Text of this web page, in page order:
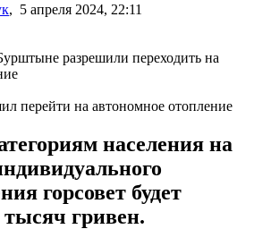
, 5 апреля 2024, 22:11
перейти на автономное отопление
населения на
горсовет будет
гривен.